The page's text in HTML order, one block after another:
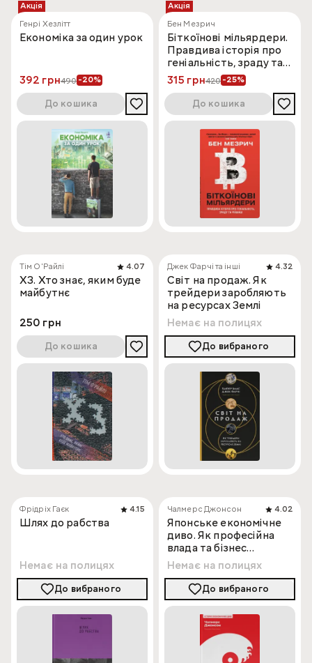
Акція
Генрі Хезлітт
Економіка за один урок
392 грн490-20%
До кошика
Акція
Бен Мезрич
Біткоїнові мільярдери.
Правдива історія про
геніальність, зраду та
реванш
315 грн420-25%
До кошика
Тім О'Райлі 4.07
ХЗ. Хто знає, яким буде
майбутнє
250 грн
До кошика
Джек Фарчі та інші 4.32
Світ на продаж. Як
трейдери заробляють
на ресурсах Землі
Немає на полицях
До вибраного
Фрідріх Гаєк 4.15
Шлях до рабства
Немає на полицях
До вибраного
Чалмерс Джонсон 4.02
Японське економічне
диво. Як професійна
влада та бізнес
збудували провідну
економіку світу
Немає на полицях
До вибраного